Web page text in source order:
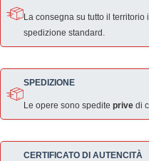
La consegna su tutto il territorio
spedizione standard.
SPEDIZIONE
Le opere sono spedite prive di
CERTIFICATO DI AUTENCITÀ